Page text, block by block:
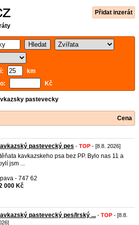
Přidat inzerát
km
Kč
pastevecky
Cena
pastevecký pes - TOP - [8.8. 2026]
kavkazskeho psa bez PP. Bylo nas 11 a
jsm ...
- 747 62
000 Kč
pastevecký pes/Irský ... - TOP - [8.8.